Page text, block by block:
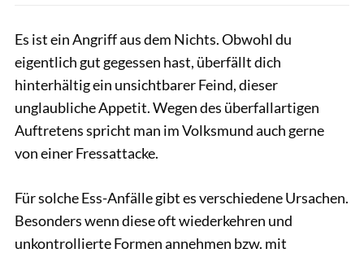
Es ist ein Angriff aus dem Nichts. Obwohl du
eigentlich gut gegessen hast, überfällt dich
hinterhältig ein unsichtbarer Feind, dieser
unglaubliche Appetit. Wegen des überfallartigen
Auftretens spricht man im Volksmund auch gerne
von einer Fressattacke.
Für solche Ess-Anfälle gibt es verschiedene Ursachen.
Besonders wenn diese oft wiederkehren und
unkontrollierte Formen annehmen bzw. mit